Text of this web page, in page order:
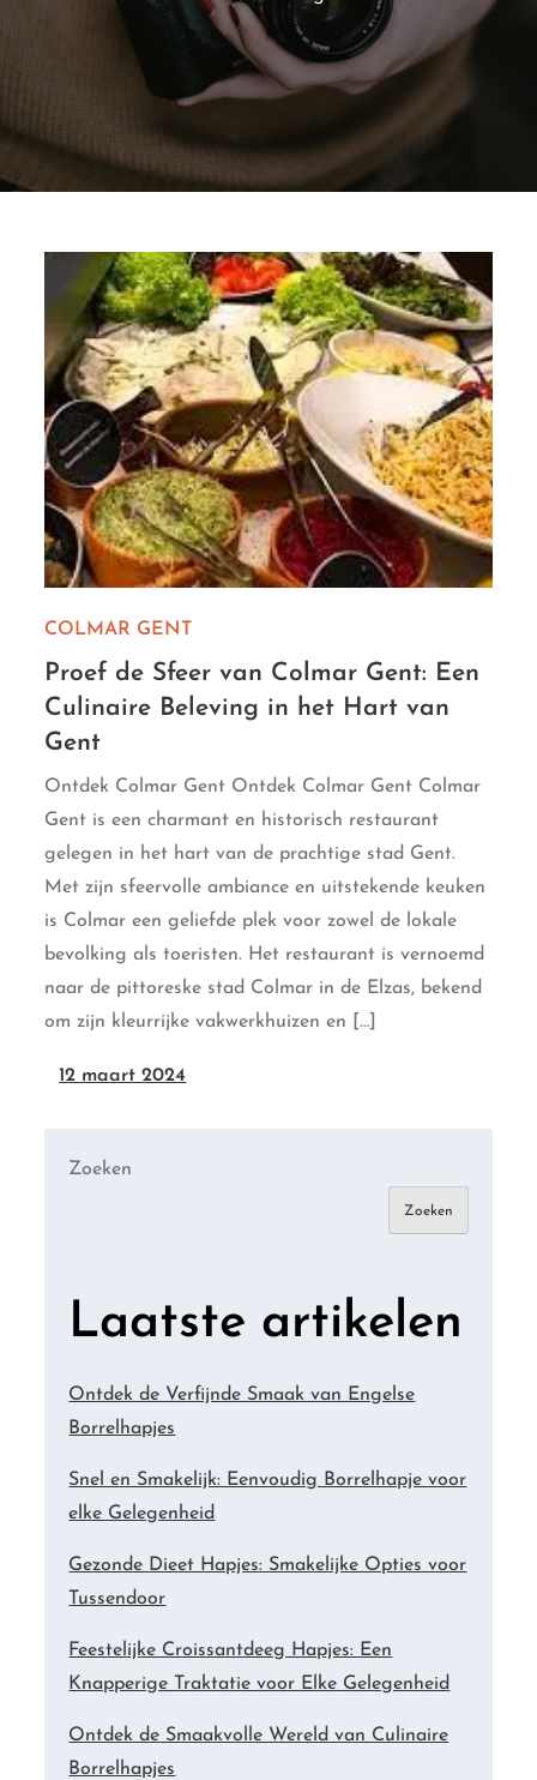
COLMAR GENT
Proef de Sfeer van Colmar Gent: Een
Culinaire Beleving in het Hart van
Gent
Ontdek Colmar Gent Ontdek Colmar Gent Colmar
Gent is een charmant en historisch restaurant
gelegen in het hart van de prachtige stad Gent.
Met zijn sfeervolle ambiance en uitstekende keuken
is Colmar een geliefde plek voor zowel de lokale
bevolking als toeristen. Het restaurant is vernoemd
naar de pittoreske stad Colmar in de Elzas, bekend
om zijn kleurrijke vakwerkhuizen en […]
12 maart 2024
Zoeken
Zoeken
Laatste artikelen
Ontdek de Verfijnde Smaak van Engelse
Borrelhapjes
Snel en Smakelijk: Eenvoudig Borrelhapje voor
elke Gelegenheid
Gezonde Dieet Hapjes: Smakelijke Opties voor
Tussendoor
Feestelijke Croissantdeeg Hapjes: Een
Knapperige Traktatie voor Elke Gelegenheid
Ontdek de Smaakvolle Wereld van Culinaire
Borrelhapjes